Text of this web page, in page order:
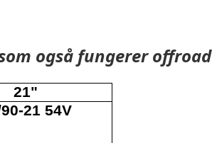
også fungerer offroad
21"
21 54V